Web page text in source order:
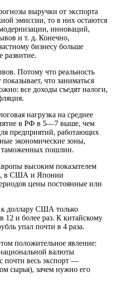
выручки от экспорта
эмиссии, то в них остаются
инноваций,
и т. д. Конечно,
бизнесу больше
развитие.
Потому что реальность
что заниматься
все доходы съедят налоги,
нагрузка на среднее
в РФ в 5—7 выше, чем
предприятий, работающих
экономические зоны,
таможенных пошлин.
высоким показателем
в США и Японии
цены постоянные или
доллару США только
12 и более раз. К китайскому
упал почти в 4 раза.
положительное явление:
валюты
почти весь экспорт —
сырья), зачем нужно его